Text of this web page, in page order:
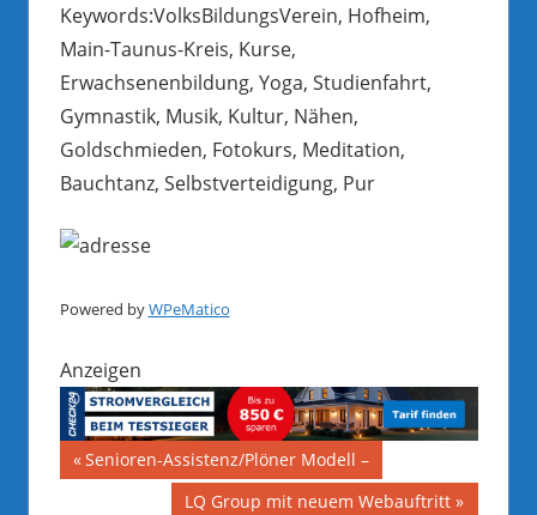
Keywords:VolksBildungsVerein, Hofheim,
Main-Taunus-Kreis, Kurse,
Erwachsenenbildung, Yoga, Studienfahrt,
Gymnastik, Musik, Kultur, Nähen,
Goldschmieden, Fotokurs, Meditation,
Bauchtanz, Selbstverteidigung, Pur
Powered byWPeMatico
Anzeigen
Beitragsnavigation
Vorheriger
Beitrag:
Senioren-Assistenz/Plöner Modell –
Nächster
LQ Group mit neuem Webauftritt